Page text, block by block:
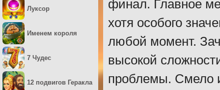
финал. Главное
хотя особого
любой момент.
высокой
проблемы. Смело
Луксор
Именем короля
7 Чудес
12 подвигов Геракла